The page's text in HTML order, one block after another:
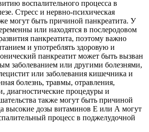
воспалительного процесса в
Стресс и нервно-психическая
могут быть причиной панкреатита. У
или находятся в послеродовом
панкреатита, поэтому важно
и употреблять здоровую и
панкреатит может быть вызван
заболеванием или другими болезнями,
или заболевания кишечника и
болезнь, травмы, отравления,
диагностические процедуры и
также могут быть причиной
высокие дозы витаминов Е или А могут
процесс в поджелудочной